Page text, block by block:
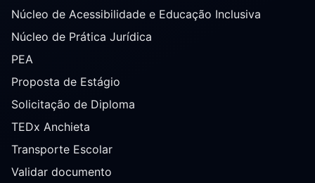
Núcleo de Acessibilidade e Educação Inclusiva
Núcleo de Prática Jurídica
PEA
Proposta de Estágio
Solicitação de Diploma
TEDx Anchieta
Transporte Escolar
Validar documento